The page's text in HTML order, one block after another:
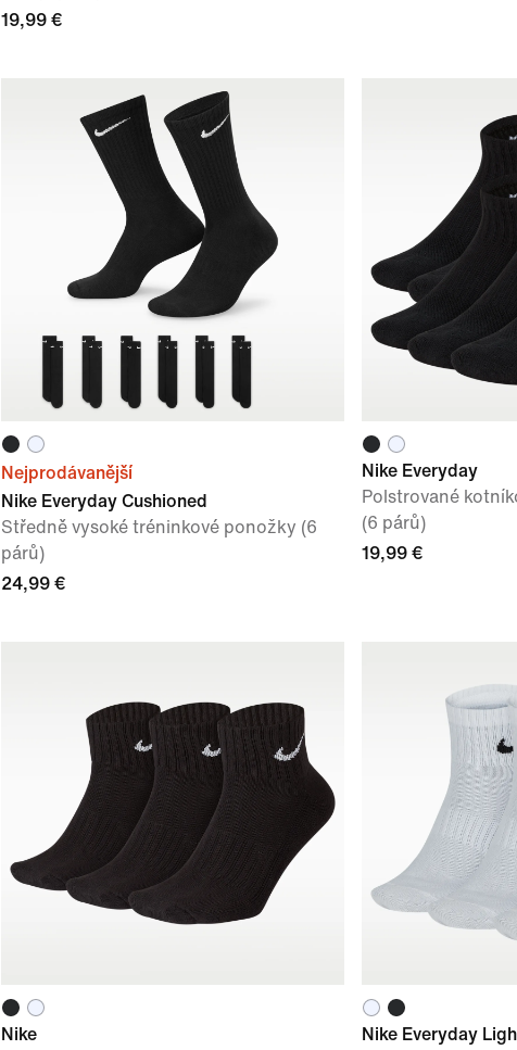
19,99 €
Nejprodávanější
Nike Everyday Cushioned
Středně vysoké tréninkové ponožky (6
párů)
24,99 €
Nike Everyday
Polstrované
(6 párů)
19,99 €
Nike
Nike Everyday